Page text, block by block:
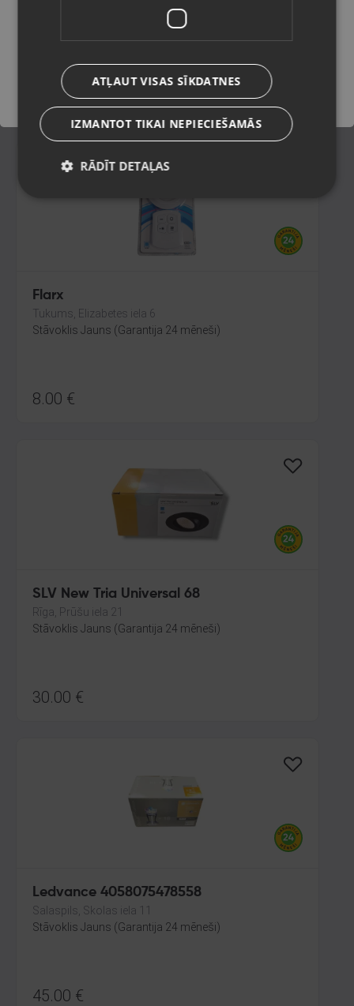
Stāvoklis Jauns (Garantija 24 mēneši)
22.00€
Flarx
Tukums, Elizabetes iela 6
Stāvoklis Jauns (Garantija 24 mēneši)
8.00 €
SLV New Tria Universal 68
Rīga, Prūšu iela 21
Stāvoklis Jauns (Garantija 24 mēneši)
30.00 €
Ledvance 4058075478558
Salaspils, Skolas iela 11
Stāvoklis Jauns (Garantija 24 mēneši)
45.00 €
Saglabāt
ATĻAUT VISAS SĪKDATNES
IZMANTOT TIKAI NEPIECIEŠAMĀS
RĀDĪT DETAĻAS